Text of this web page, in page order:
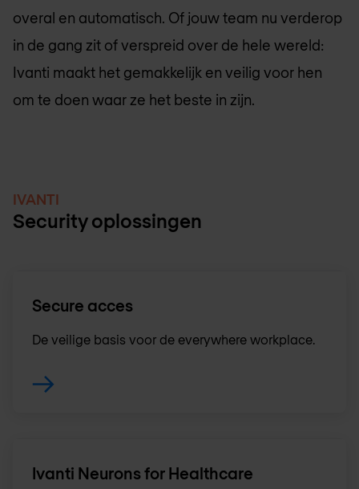
overal en automatisch. Of jouw team nu verderop
in de gang zit of verspreid over de hele wereld:
Ivanti maakt het gemakkelijk en veilig voor hen
om te doen waar ze het beste in zijn.
IVANTI
Security oplossingen
Secure acces
De veilige basis voor de everywhere workplace.
Ivanti Neurons for Healthcare